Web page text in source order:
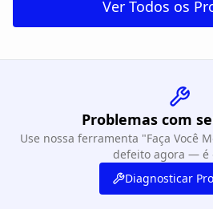
Ver Todos os
Problemas com
Use nossa ferramenta "Faça Você
defeito agora — é
Diagnosticar